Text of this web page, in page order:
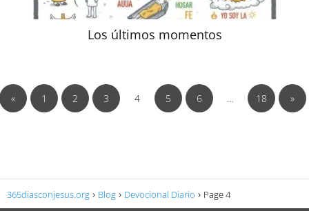
Los últimos momentos
« 1 2 3 4 5 6 … 18 »
365diasconjesus.org Blog Devocional Diario Page 4